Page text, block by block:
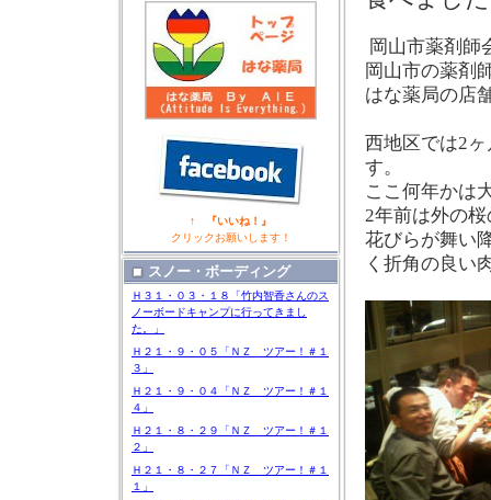
↑ 『いいね！』
クリックお願いします！
スノー・ボーディング
Ｈ３１・０３・１８「竹内智香さんのス
ノーボードキャンプに行ってきまし
た。」
Ｈ２１・９・０５「ＮＺ ツアー！＃１
３」
Ｈ２１・９・０４「ＮＺ ツアー！＃１
４」
Ｈ２１・８・２９「ＮＺ ツアー！＃１
２」
Ｈ２１・８・２７「ＮＺ ツアー！＃１
１」
岡山市薬剤師
岡山市の薬剤
はな薬局の店
西地区では2
す。
ここ何年かは
2年前は外の
花びらが舞い
く折角の良い